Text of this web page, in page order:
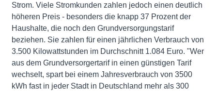
Strom. Viele Stromkunden zahlen jedoch einen deutlich
höheren Preis - besonders die knapp 37 Prozent der
Haushalte, die noch den Grundversorgungstarif
beziehen. Sie zahlen für einen jährlichen Verbrauch von
3.500 Kilowattstunden im Durchschnitt 1.084 Euro. "Wer
aus dem Grundversorgertarif in einen günstigen Tarif
wechselt, spart bei einem Jahresverbrauch von 3500
kWh fast in jeder Stadt in Deutschland mehr als 300